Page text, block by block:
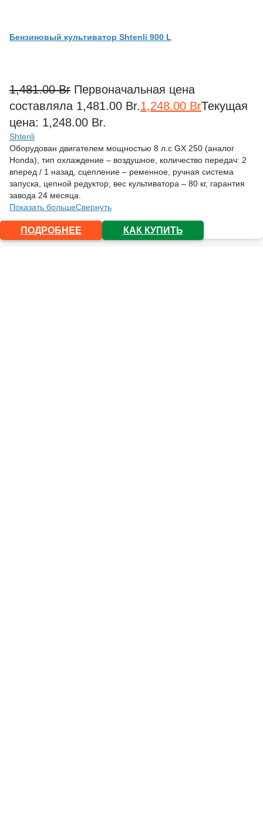
Бензиновый культиватор Shtenli 900 L
1,481.00Br Первоначальная цена
составляла 1,481.00 Br.1,248.00 BrТекущая
цена: 1,248.00 Br.
Shtenli
Оборудован двигателем мощностью 8 л.с GX 250 (аналог
Honda), тип охлаждение – воздушное, количество передач: 2
вперед / 1 назад, сцепление – ременное, ручная система
запуска, цепной редуктор, вес культиватора – 80 кг, гарантия
завода 24 месяца.
Показать большеСвернуть
ПОДРОБНЕЕ КАК КУПИТЬ